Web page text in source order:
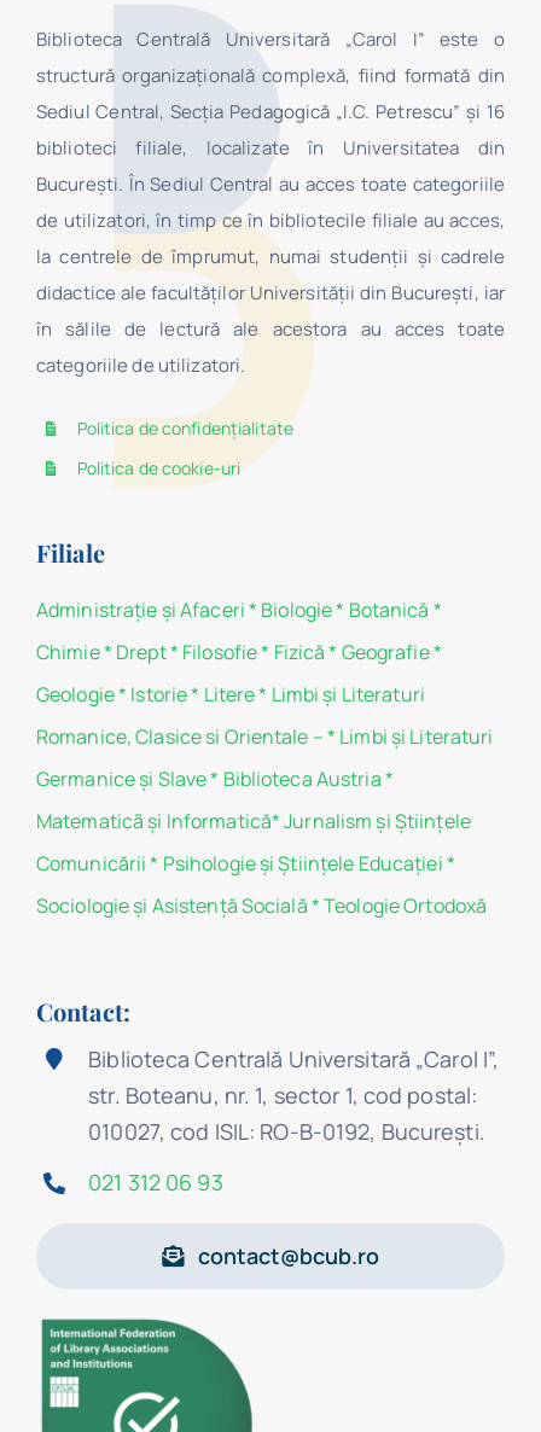
Biblioteca Centrală Universitară „Carol I” este o
structură organizaţională complexă, fiind formată din
Sediul Central, Secţia Pedagogică „I.C. Petrescu” şi 16
biblioteci filiale, localizate în Universitatea din
Bucureşti. În Sediul Central au acces toate categoriile
de utilizatori, în timp ce în bibliotecile filiale au acces,
la centrele de împrumut, numai studenţii şi cadrele
didactice ale facultăților Universității din București, iar
în sălile de lectură ale acestora au acces toate
categoriile de utilizatori.
Politica de confidențialitate
Politica de cookie-uri
Filiale
Administraţie şi Afaceri* Biologie* Botanică *
Chimie* Drept* Filosofie* Fizică * Geografie*
Geologie* Istorie* Litere* Limbi și Literaturi
Romanice, Clasice si Orientale –* Limbi și Literaturi
Germanice şi Slave* Biblioteca Austria*
Matematicã și Informatică*Jurnalism şi Ştiinţele
Comunicării * Psihologie şi Ştiinţele Educaţiei*
Sociologie şi Asistenţă Socială*Teologie Ortodoxă
Contact:
Biblioteca Centrală Universitară „Carol I”,
str. Boteanu, nr. 1, sector 1, cod postal:
010027, cod ISIL: RO-B-0192, Bucureşti.
021 312 06 93
contact@bcub.ro